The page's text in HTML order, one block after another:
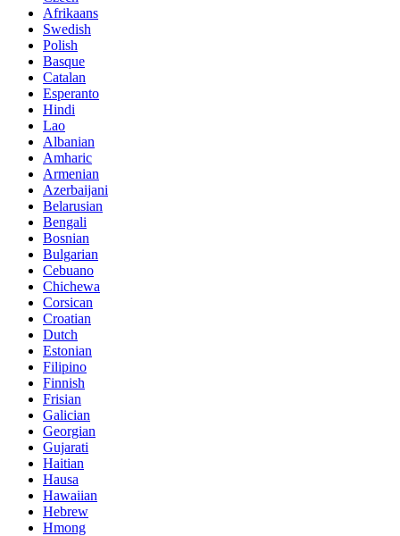
Afrikaans
Swedish
Polish
Basque
Catalan
Esperanto
Hindi
Lao
Albanian
Amharic
Armenian
Azerbaijani
Belarusian
Bengali
Bosnian
Bulgarian
Cebuano
Chichewa
Corsican
Croatian
Dutch
Estonian
Filipino
Finnish
Frisian
Galician
Georgian
Gujarati
Haitian
Hausa
Hawaiian
Hebrew
Hmong